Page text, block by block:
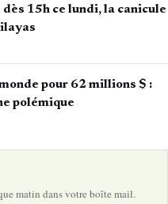
15h ce lundi, la canicule
pour 62 millions $ :
polémique
matin dans votre boîte mail.